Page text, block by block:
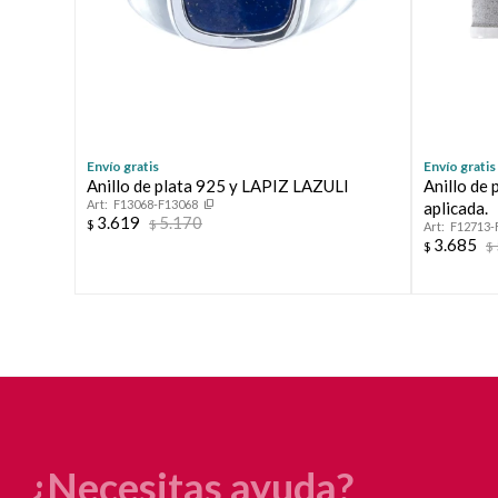
Envío gratis
Anillo de plata 925 y LAPIZ LAZULI
F13068-F13068
$ 3.619 $5.170
Envío gratis
Anillo de
aplicada.
F12713-
$ 3.685 $
¿Necesitas ayuda?